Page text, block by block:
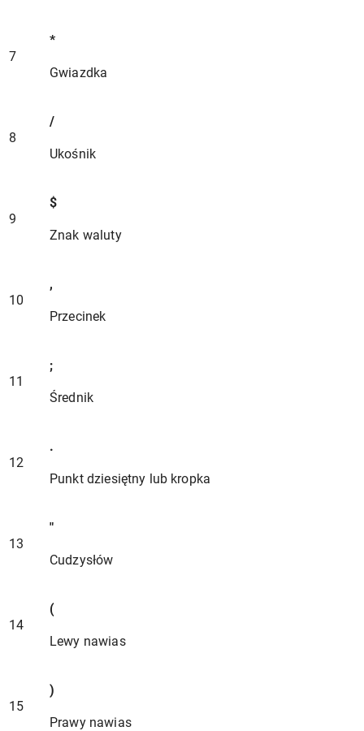
7
*
Gwiazdka
8
/
Ukośnik
9
$
Znak waluty
10
,
Przecinek
11
;
Średnik
12
.
Punkt dziesiętny lub kropka
13
"
Cudzysłów
14
(
Lewy nawias
15
)
Prawy nawias